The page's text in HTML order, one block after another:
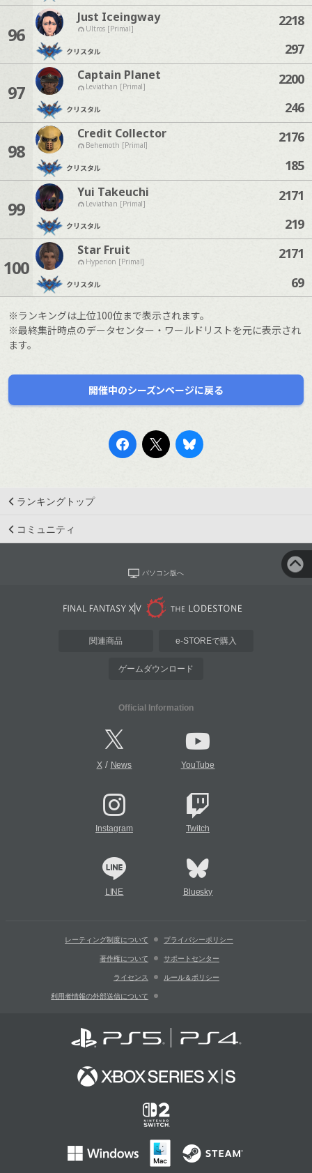
96
Just Iceingway
Ultros [Primal]
クリスタル
2218
297
97
Captain Planet
Leviathan [Primal]
クリスタル
2200
246
98
Credit Collector
Behemoth [Primal]
クリスタル
2176
185
99
Yui Takeuchi
Leviathan [Primal]
クリスタル
2171
219
100
Star Fruit
Hyperion [Primal]
クリスタル
2171
69
※ランキングは上位100位まで表示されます。
※最終集計時点のデータセンター・ワールドリストを元に表示され
ます。
開催中のシーズンページに戻る
ランキングトップ
コミュニティ
パソコン版へ
関連商品 e-STOREで購入
ゲームダウンロード
Official Information
X/ News YouTube
Instagram Twitch
LINE Bluesky
レーティング制度について プライバシーポリシー
著作権について サポートセンター
ライセンス ルール＆ポリシー
利用者情報の外部送信について